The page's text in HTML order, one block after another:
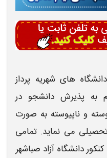
دانشگاه های شهریه پرداز
به پذیرش دانشجو در
و ناپیوسته به صورت
می نماید. تمامی
دانشگاه آزاد صباشهر